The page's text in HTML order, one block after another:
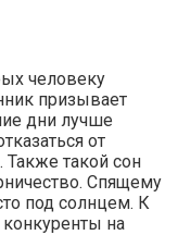
человеку
призывает
дни лучше
от
такой сон
Спящему
под солнцем. К
на